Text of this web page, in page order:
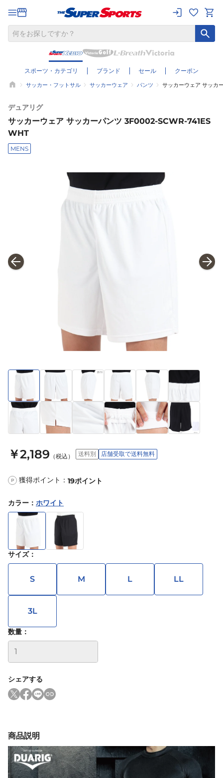
スポーツ・カテゴリ ブランド セール クーポン
サッカー・フットサル サッカーウェア パンツ サッカーウェア サッカ
デュアリグ
サッカーウェア サッカーパンツ 3F0002-SCWR-741ES
WHT
MENS
￥2,189 （税込） 送料別 店舗受取で送料無料
P 獲得ポイント： 19ポイント
カラー ： ホワイト
サイズ：
S M L LL
3L
数量：
シェアする
商品説明